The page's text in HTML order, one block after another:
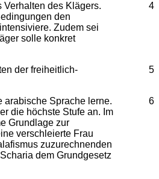
4
Verhalten des Klägers.
den
Zudem sei
solle konkret
5
der freiheitlich-
6
Sprache lerne.
die höchste Stufe an. Im
Grundlage zur
verschleierte Frau
zuzurechnenden
dem Grundgesetz